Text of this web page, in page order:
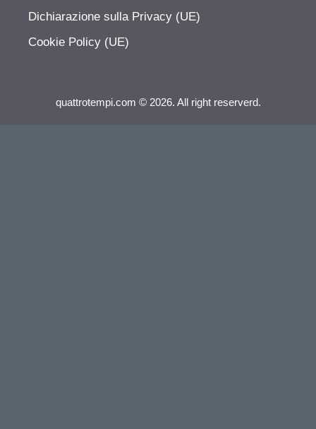
Dichiarazione sulla Privacy (UE)
Cookie Policy (UE)
quattrotempi.com © 2026. All right reserverd.